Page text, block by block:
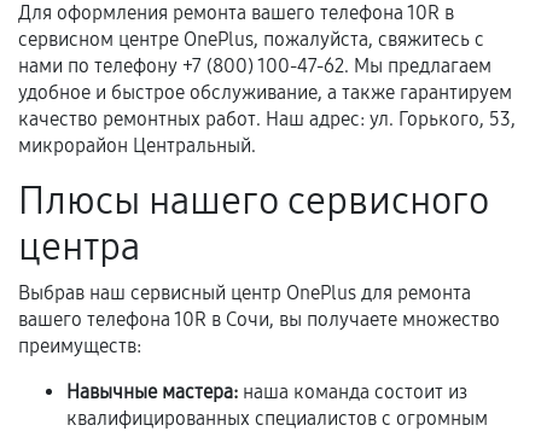
Естественный износ деталей, если иное не
предусмотрено отдельно.
Обращение после окончания гарантийного
срока.
отдельных условиях.
Если комплектующие куплены
самостоятельно
Гарантия на выполненные работы может
сохраняться полностью или частично, если
Для оформления ремонта вашего телефона 10R в
сервисном центре OnePlus, пожалуйста, свяжитесь с
нами по телефону +7 (800) 100-47-62. Мы предлагаем
удобное и быстрое обслуживание, а также гарантируем
качество ремонтных работ. Наш адрес: ул. Горького, 53,
микрорайон Центральный.
Плюсы нашего сервисного
центра
Выбрав наш сервисный центр OnePlus для ремонта
вашего телефона 10R в Сочи, вы получаете множество
преимуществ:
Навычные мастера: наша команда состоит из
квалифицированных специалистов с огромным